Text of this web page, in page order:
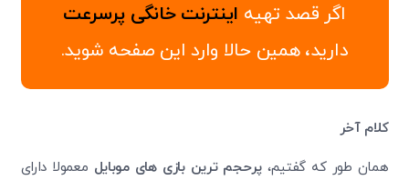
اگر قصد تهیه اینترنت خانگی پرسرعت
دارید، همین حالا وارد این صفحه شوید.
کلام آخر
همان طور که گفتیم،پرحجم ترین بازی های موبایل معمولا دارای